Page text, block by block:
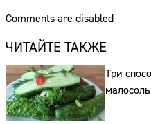
Comments are disabled
ЧИТАЙТЕ ТАКЖЕ
Три